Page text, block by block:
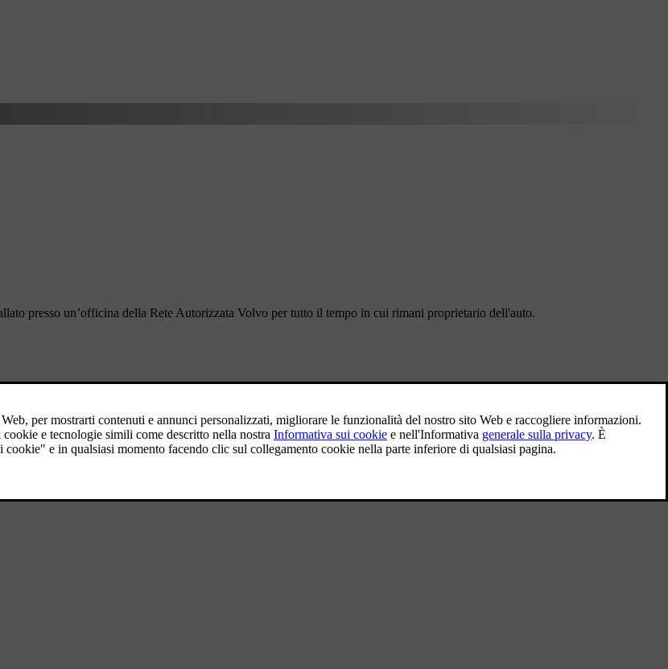
presso un’officina della Rete Autorizzata Volvo per tutto il tempo in cui rimani proprietario dell'auto.
ricambi originali e sulla competenza dei nostri tecnici. Ora hai anche diritto alla Garanzia sui ricambi estesa. Un motivo in più